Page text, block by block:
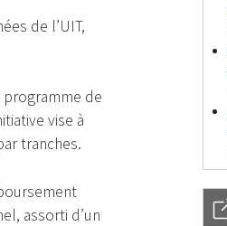
de l’UIT,
programme de
vise à
tranches.
assorti d’un